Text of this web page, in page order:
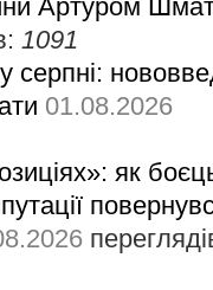
Артуром
1091
01.08.2026
як